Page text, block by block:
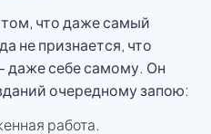
что даже самый
не признается, что
даже себе самому. Он
очередному запою:
работа.